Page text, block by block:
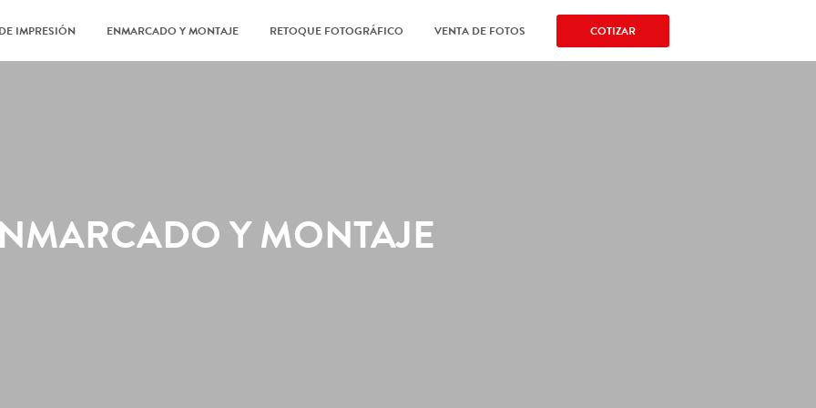
IMPRESIÓN ENMARCADO Y MONTAJE RETOQUE FOTOGRÁFICO VENTA DE FOTOS COTIZAR
Y MONTAJE